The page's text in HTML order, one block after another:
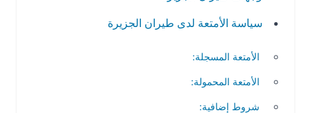
سياسة الأمتعة لدى طيران الجزيرة
الأمتعة المسجلة:
الأمتعة المحمولة:
شروط إضافية: